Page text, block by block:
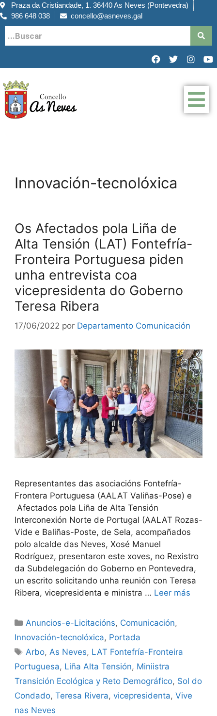
Praza da Cristiandade, 1. 36440 As Neves (Pontevedra)
986 648 038
concello@asneves.gal
Innovación-tecnolóxica
Os Afectados pola Liña de
Alta Tensión (LAT) Fontefría-
Fronteira Portuguesa piden
unha entrevista coa
vicepresidenta do Goberno
Teresa Ribera
17/06/2022 por Departamento Comunicación
Representantes das asociacións Fontefría-
Frontera Portuguesa (AALAT Valiñas-Pose) e
Afectados pola Liña de Alta Tensión
Interconexión Norte de Portugal (AALAT Rozas-
Vide e Baliñas-Poste, de Sela, acompañados
polo alcalde das Neves, Xosé Manuel
Rodríguez, presentaron este xoves, no Rexistro
da Subdelegación do Goberno en Pontevedra,
un escrito solicitando unha reunión con Teresa
Ribera, vicepresidenta e ministra … Leer más
Anuncios-e-Licitacións, Comunicación,
Innovación-tecnolóxica, Portada
Arbo,As Neves, LAT Fontefría-Fronteira
Portuguesa, Liña Alta Tensión, Miniistra
Transición Ecológica y Reto Demográfico, Sol do
Condado, Teresa Rivera, vicepresidenta, Vive
nas Neves